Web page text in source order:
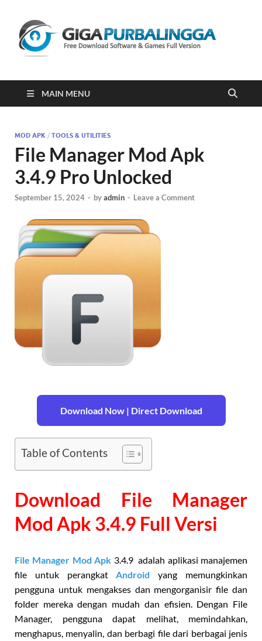
2023
MAIN MENU
MOD APK / TOOLS & UTILITIES
File Manager Mod Apk
3.4.9 Pro Unlocked
September 15, 2024 - byadmin - Leave a Comment
Download Now | Direct Download
Table of Contents
Download File Manager
Mod Apk 3.4.9 Full Versi
File Manager Mod Apk 3.4.9 adalah aplikasi manajemen
file untuk perangkatAndroid
yang memungkinkan
pengguna untuk mengakses dan mengorganisir file dan
folder mereka dengan mudah dan efisien. Dengan File
Manager, pengguna dapat melihat, memindahkan,
menghapus, menyalin, dan berbagi file dari berbagai jenis